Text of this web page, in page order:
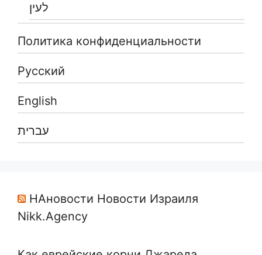
לעין
Политика конфиденциальности
Русский
English
עברית
НАновости Новости Израиля
Nikk.Agency